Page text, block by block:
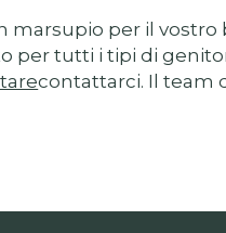
marsupio per il
per tutti i tipi di
contattarci. Il team